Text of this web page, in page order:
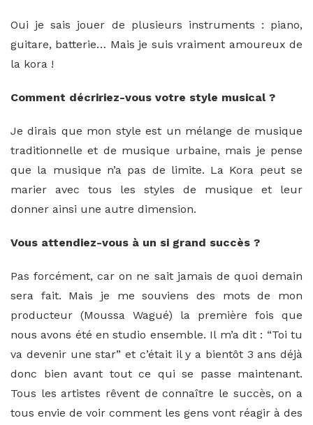
Oui je sais jouer de plusieurs instruments : piano,
guitare, batterie… Mais je suis vraiment amoureux de
la kora !
Comment décririez-vous votre style musical ?
Je dirais que mon style est un mélange de musique
traditionnelle et de musique urbaine, mais je pense
que la musique n’a pas de limite. La Kora peut se
marier avec tous les styles de musique et leur
donner ainsi une autre dimension.
Vous attendiez-vous à un si grand succès ?
Pas forcément, car on ne sait jamais de quoi demain
sera fait. Mais je me souviens des mots de mon
producteur (Moussa Wagué) la première fois que
nous avons été en studio ensemble. Il m’a dit : “Toi tu
va devenir une star” et c’était il y a bientôt 3 ans déjà
donc bien avant tout ce qui se passe maintenant.
Tous les artistes rêvent de connaître le succès, on a
tous envie de voir comment les gens vont réagir à des